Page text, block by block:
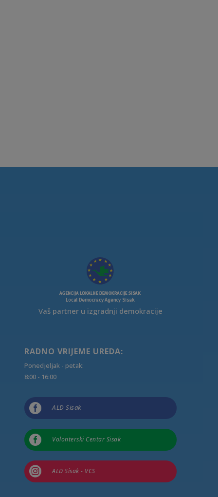
Vaš partner u izgradnji demokracije
RADNO VRIJEME UREDA:
Ponedjeljak - petak:
8:00 - 16:00
 ALD Sisak
 Volonterski Centar Sisak
 ALD Sisak - VCS